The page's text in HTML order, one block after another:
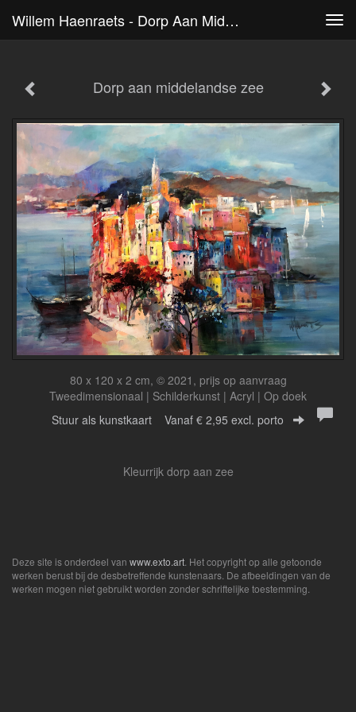
Willem Haenraets - Dorp Aan Middelandse Zee
Dorp aan middelandse zee
80 x 120 x 2 cm, © 2021, prijs op aanvraag
Tweedimensionaal | Schilderkunst | Acryl | Op doek
Stuur als kunstkaart Vanaf € 2,95 excl. porto
Kleurrijk dorp aan zee
Deze site is onderdeel van www.exto.art . Het copyright op alle getoonde
werken berust bij de desbetreffende kunstenaars. De afbeeldingen van de
werken mogen niet gebruikt worden zonder schriftelijke toestemming.